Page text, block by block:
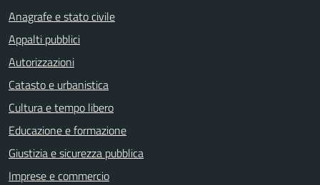
Anagrafe e stato civile
Appalti pubblici
Autorizzazioni
Catasto e urbanistica
Cultura e tempo libero
Educazione e formazione
Giustizia e sicurezza pubblica
Imprese e commercio